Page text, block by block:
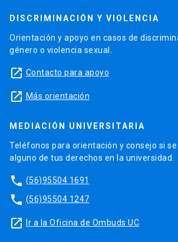
DISCRIMINACIÓN Y VIOLENCIA
Orientación y apoyo en casos de
género o violencia sexual.
launch Contacto para apoyo
launch Más orientación
MEDIACIÓN UNIVERSITARIA
Teléfonos para orientación y consejo si
alguno de tus derechos en la universidad.
phone (56)95504 1691
phone (56)95504 1247
launch Ir a la Oficina de Ombuds UC